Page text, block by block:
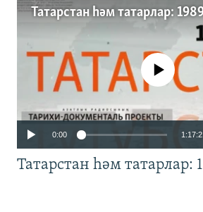
Татарстан һәм татарлар:
No media source
0:00
Татарстан һәм татарлар: